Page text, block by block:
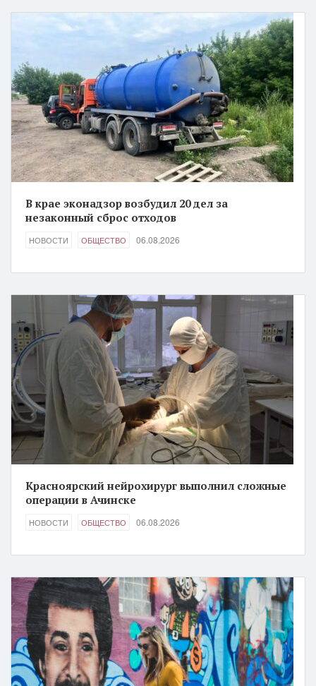
В крае эконадзор возбудил 20 дел за
незаконный сброс отходов
НОВОСТИ ОБЩЕСТВО 06.08.2026
Красноярский нейрохирург выполнил сложные
операции в Ачинске
НОВОСТИ ОБЩЕСТВО 06.08.2026